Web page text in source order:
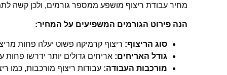
מחיר עבודת ריצוף מושפע ממספר גורמים, ולכן קשה
הנה פירוט הגורמים המשפיעים על המחיר:
סוג הריצוף: ריצוף קרמיקה פשוט יעלה פחות
גודל האריחים: אריחים גדולים יותר ידרשו פחות
מורכבות העבודה: עבודות ריצוף מורכבות, כמו